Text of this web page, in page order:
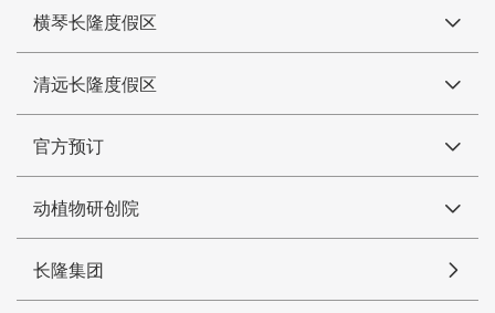
横琴长隆度假区
清远长隆度假区
官方预订
动植物研创院
长隆集团